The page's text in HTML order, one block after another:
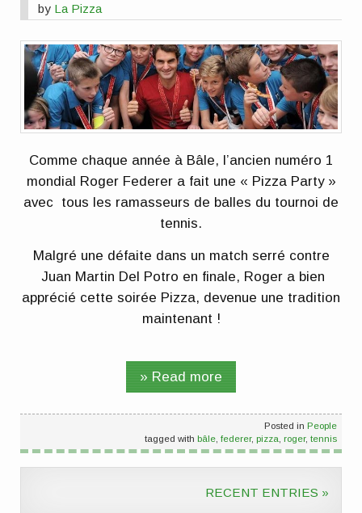
by La Pizza
Comme chaque année à Bâle, l’ancien numéro 1
mondial Roger Federer a fait une « Pizza Party »
avec tous les ramasseurs de balles du tournoi de
tennis.
Malgré une défaite dans un match serré contre
Juan Martin Del Potro en finale, Roger a bien
apprécié cette soirée Pizza, devenue une tradition
maintenant !
» Read more
Posted in People
tagged with bâle, federer, pizza roger, tennis
RECENT ENTRIES »